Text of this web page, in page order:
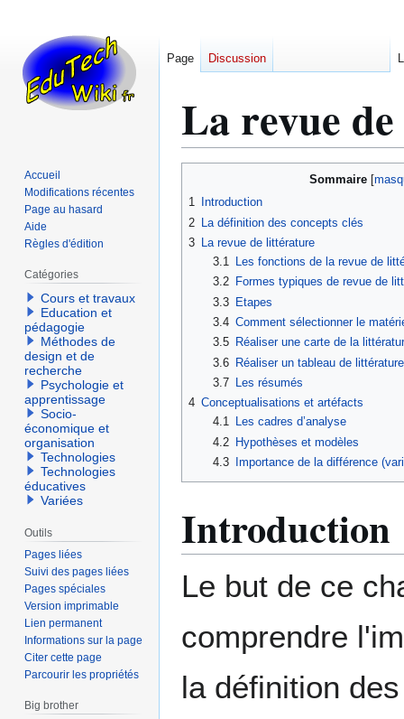
La revue
navigation
recherche
Sommaire
1
Introduction
2
La définition des concepts clés
3 La revue de littérature
3.1
Les fonctions de la revue de
3.2
Formes typiques de revue de
3.3
Etapes
3.4 Comment sélectionner le
3.5
Réaliser une carte de la
3.6 Réaliser un tableau de littérature
3.7
Les résumés
4 Conceptualisations et artéfacts
4.1
Les cadres d’analyse
4.2 Hypothèses et modèles
4.3
Importance de la différence
Introduction
Le but de ce
comprendre
la définition
Page Discussion
Accueil
Modifications récentes
Page au hasard
Aide
Règles d'édition
Catégories
Cours et travaux
Education et
pédagogie
Méthodes de
design et de
recherche
Psychologie et
apprentissage
Socio-
économique et
organisation
Technologies
Technologies
éducatives
Variées
Outils
Pages liées
Suivi des pages liées
Pages spéciales
Version imprimable
Lien permanent
Informations sur la page
Citer cette page
Parcourir les propriétés
Big brother